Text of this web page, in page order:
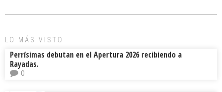
o
d ar
LO MÁS VISTO
Perrísimas debutan en el Apertura 2026 recibiendo a
Rayadas.
0